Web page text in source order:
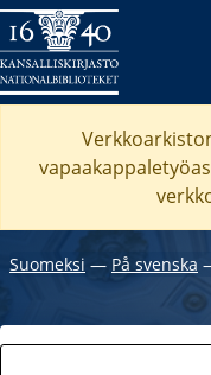
Suomeksi ― På svenska